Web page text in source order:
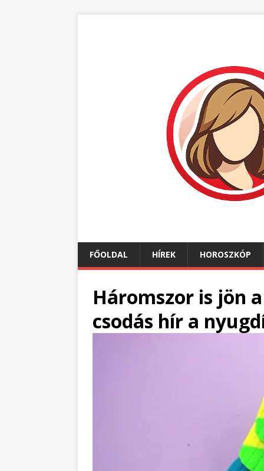
FŐOLDAL HÍREK HOROSZKÓP
Háromszor is jön
csodás hír a